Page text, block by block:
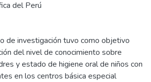
del Perú
de investigación tuvo como objetivo
del nivel de conocimiento sobre
y estado de higiene oral de niños con
en los centros básica especial